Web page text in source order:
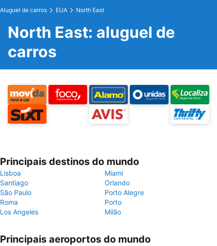
Aluguel de carros EUA North East
North East: aluguel de
carros
Principais destinos do mundo
Lisboa
Miami
Santiago
Orlando
São Paulo
Porto Alegre
Roma
Porto
Los Angeles
Milão
Principais aeroportos do mundo